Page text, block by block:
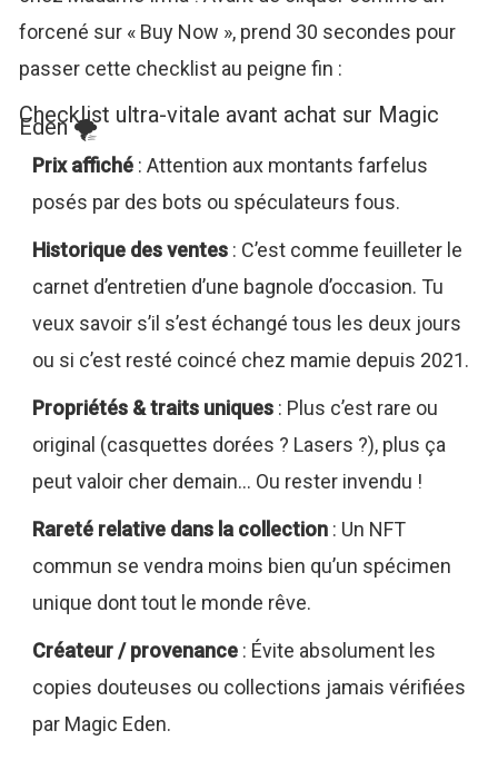
forcené sur « Buy Now », prend 30 secondes pour
passer cette checklist au peigne fin :
Checklist ultra-vitale avant achat sur Magic
Eden 🌪️
Prix affiché : Attention aux montants farfelus
posés par des bots ou spéculateurs fous.
Historique des ventes : C’est comme feuilleter le
carnet d’entretien d’une bagnole d’occasion. Tu
veux savoir s’il s’est échangé tous les deux jours
ou si c’est resté coincé chez mamie depuis 2021.
Propriétés & traits uniques : Plus c’est rare ou
original (casquettes dorées ? Lasers ?), plus ça
peut valoir cher demain… Ou rester invendu !
Rareté relative dans la collection : Un NFT
commun se vendra moins bien qu’un spécimen
unique dont tout le monde rêve.
Créateur / provenance : Évite absolument les
copies douteuses ou collections jamais vérifiées
par Magic Eden.